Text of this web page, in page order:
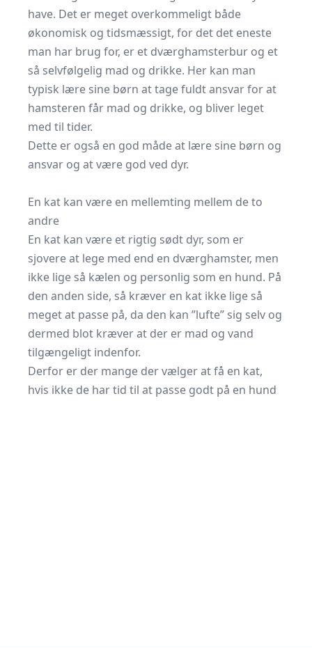
have. Det er meget overkommeligt både
økonomisk og tidsmæssigt, for det det eneste
man har brug for, er et dværghamsterbur og et
så selvfølgelig mad og drikke. Her kan man
typisk lære sine børn at tage fuldt ansvar for at
hamsteren får mad og drikke, og bliver leget
med til tider.
Dette er også en god måde at lære sine børn og
ansvar og at være god ved dyr.
En kat kan være en mellemting mellem de to
andre
En kat kan være et rigtig sødt dyr, som er
sjovere at lege med end en dværghamster, men
ikke lige så kælen og personlig som en hund. På
den anden side, så kræver en kat ikke lige så
meget at passe på, da den kan ”lufte” sig selv og
dermed blot kræver at der er mad og vand
tilgængeligt indenfor.
Derfor er der mange der vælger at få en kat,
hvis ikke de har tid til at passe godt på en hund